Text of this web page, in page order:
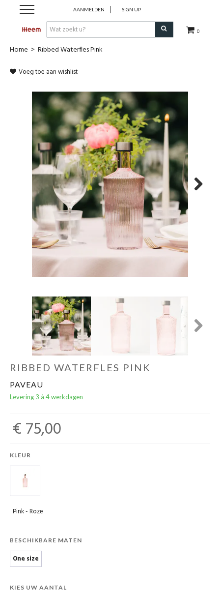
0
AANMELDEN SIGN UP
Shop
Onze Collecties
Outdoor
Koopjes
Cadeaugids
Heem For You
Cadeaubon
Home > Ribbed Waterfles Pink
Voeg toe aan wishlist
RIBBED WATERFLES PINK
PAVEAU
Levering 3 à 4 werkdagen
€ 75,00
KLEUR
Pink - Roze
BESCHIKBARE MATEN
One size
KIES UW AANTAL